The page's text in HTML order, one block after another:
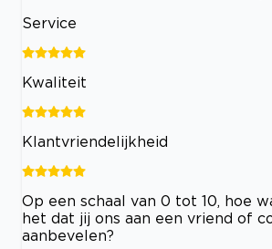
Service
Kwaliteit
Klantvriendelijkheid
Op een schaal van 0 tot 10, hoe
het dat jij ons aan een vriend of
aanbevelen?